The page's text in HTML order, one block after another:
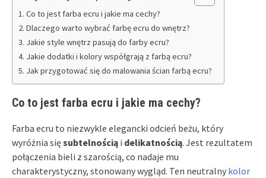
Co to jest farba ecru i jakie ma cechy?
Dlaczego warto wybrać farbę ecru do wnętrz?
Jakie style wnętrz pasują do farby ecru?
Jakie dodatki i kolory współgrają z farbą ecru?
Jak przygotować się do malowania ścian farbą ecru?
Co to jest farba ecru i jakie ma cechy?
Farba ecru to niezwykle elegancki odcień beżu, który
wyróżnia sięsubtelnością i delikatnością. Jest rezultatem
połączenia bieli z szarością, co nadaje mu
charakterystyczny, stonowany wygląd. Ten neutralny kolor